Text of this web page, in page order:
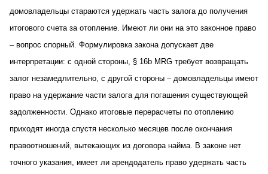
домовладельцы стараются удержать часть залога до получения
итогового счета за отопление. Имеют ли они на это законное право
– вопрос спорный. Формулировка закона допускает две
интерпретации: с одной стороны, § 16b MRG требует возвращать
залог незамедлительно, с другой стороны – домовладельцы имеют
право на удержание части залога для погашения существующей
задолженности. Однако итоговые перерасчеты по отоплению
приходят иногда спустя несколько месяцев после окончания
правоотношений, вытекающих из договора найма. В законе нет
точного указания, имеет ли арендодатель право удержать часть